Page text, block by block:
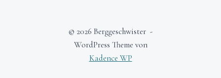
© 2026 Berggeschwister -
WordPress Theme von
Kadence WP